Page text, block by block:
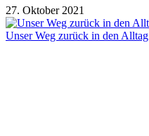
27. Oktober 2021
Unser Weg zurück in den Alltag